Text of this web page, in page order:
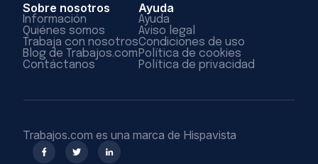
Sobre nosotros
Información
Quiénes somos
Trabaja con nosotros
Blog de Trabajos.com
Contáctanos
Ayuda
Ayuda
Aviso legal
Condiciones de uso
Política de cookies
Política de privacidad
Trabajos.com es una marca de Hispavista